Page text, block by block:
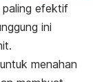
paling efektif
ini
menahan